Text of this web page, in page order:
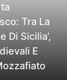
Tra La
Di Sicilia’,
E